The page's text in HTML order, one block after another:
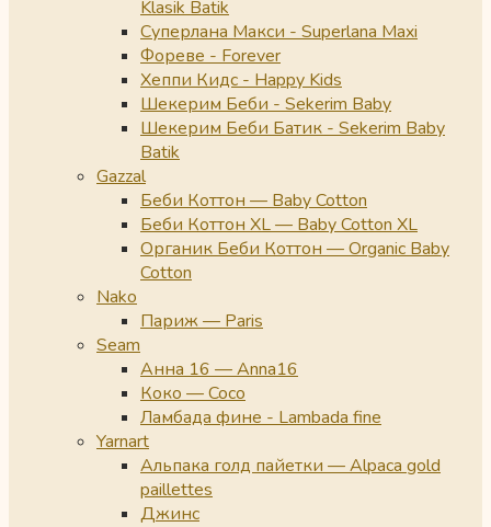
Klasik Batik
Суперлана Макси - Superlana Maxi
Фореве - Forever
Хеппи Кидс - Happy Kids
Шекерим Беби - Sekerim Baby
Шекерим Беби Батик - Sekerim Baby
Batik
Gazzal
Беби Коттон — Baby Cotton
Беби Коттон XL — Baby Cotton XL
Органик Беби Коттон — Organic Baby
Cotton
Nako
Париж — Paris
Seam
Анна 16 — Anna16
Коко — Coco
Ламбада фине - Lambada fine
Yarnart
Альпака голд пайетки — Alpaca gold
paillettes
Джинс